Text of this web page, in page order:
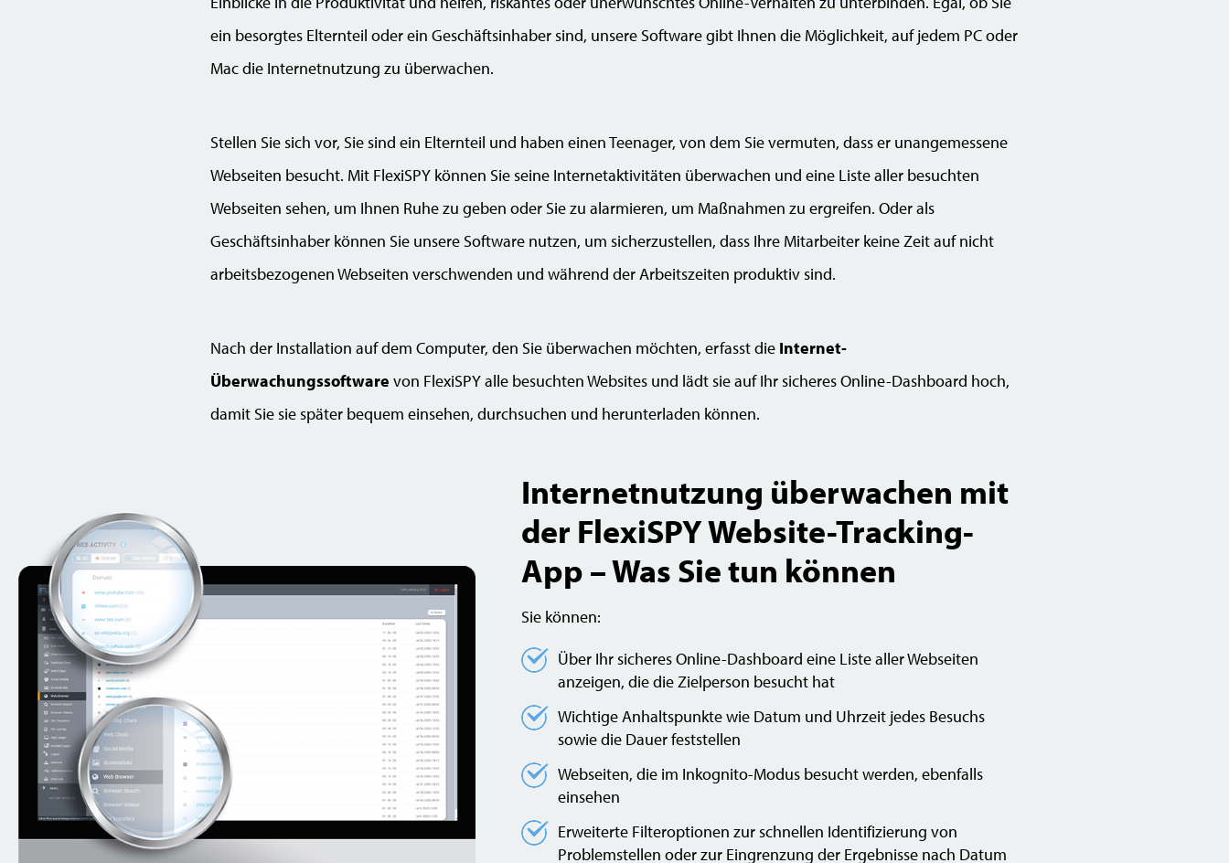
ein besorgtes Elternteil oder ein Geschäftsinhaber sind, unsere Software gibt Ihnen die Möglichkeit, auf jedem PC oder
Mac die Internetnutzung zu überwachen.
Stellen Sie sich vor, Sie sind ein Elternteil und haben einen Teenager, von dem Sie vermuten, dass er unangemessene
Webseiten besucht. Mit FlexiSPY können Sie seine Internetaktivitäten überwachen und eine Liste aller besuchten
Webseiten sehen, um Ihnen Ruhe zu geben oder Sie zu alarmieren, um Maßnahmen zu ergreifen. Oder als
Geschäftsinhaber können Sie unsere Software nutzen, um sicherzustellen, dass Ihre Mitarbeiter keine Zeit auf nicht
arbeitsbezogenen Webseiten verschwenden und während der Arbeitszeiten produktiv sind.
Nach der Installation auf dem Computer, den Sie überwachen möchten, erfasst die Internet-
Überwachungssoftware von FlexiSPY alle besuchten Websites und lädt sie auf Ihr sicheres Online-Dashboard hoch,
damit Sie sie später bequem einsehen, durchsuchen und herunterladen können.
Internetnutzung überwachen mit
der FlexiSPY Website-Tracking-
App – Was Sie tun können
Sie können:
Über Ihr sicheres Online-Dashboard eine Liste aller Webseiten
anzeigen, die die Zielperson besucht hat
Wichtige Anhaltspunkte wie Datum und Uhrzeit jedes Besuchs
sowie die Dauer feststellen
Webseiten, die im Inkognito-Modus besucht werden, ebenfalls
einsehen
Erweiterte Filteroptionen zur schnellen Identifizierung von
Problemstellen oder zur Eingrenzung der Ergebnisse nach Datum